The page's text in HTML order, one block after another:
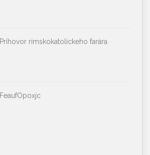
Príhovor rímskokatolíckeho farára
FeaufOpoxjc